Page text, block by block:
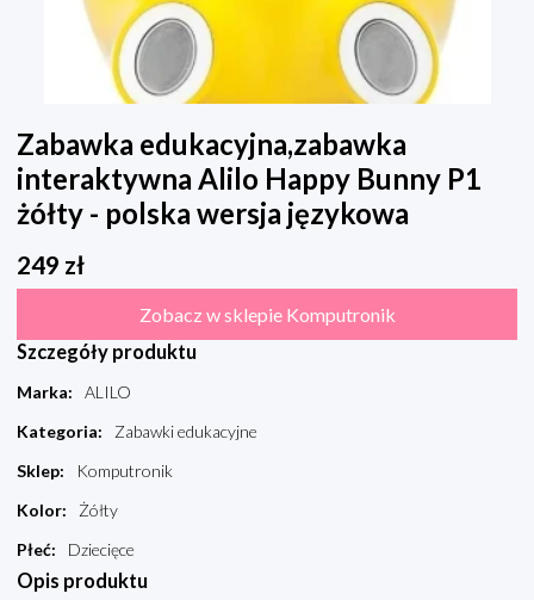
Zabawka edukacyjna,zabawka
interaktywna Alilo Happy Bunny P1
żółty - polska wersja językowa
249 zł
Zobacz w sklepie Komputronik
Szczegóły produktu
Marka:
ALILO
Kategoria:
Zabawki edukacyjne
Sklep:
Komputronik
Kolor:
Żółty
Płeć: Dziecięce
Opis produktu